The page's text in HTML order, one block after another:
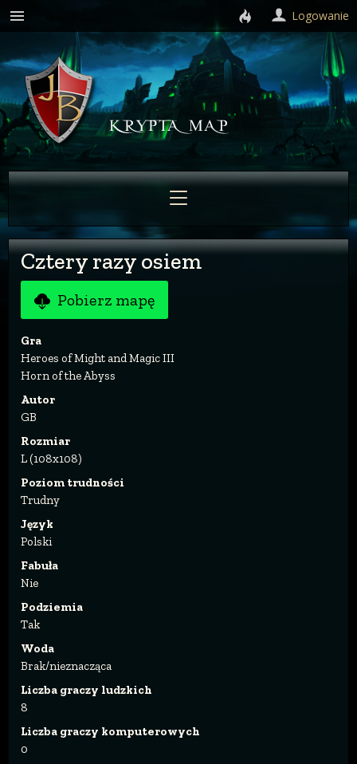
Cztery razy osiem
Pobierz mapę
Gra
Heroes of Might and Magic III
Horn of the Abyss
Autor
GB
Rozmiar
L (108x108)
Poziom trudności
Trudny
Język
Polski
Fabuła
Nie
Podziemia
Tak
Woda
Brak/nieznacząca
Liczba graczy ludzkich
8
Liczba graczy komputerowych
0
Logowanie